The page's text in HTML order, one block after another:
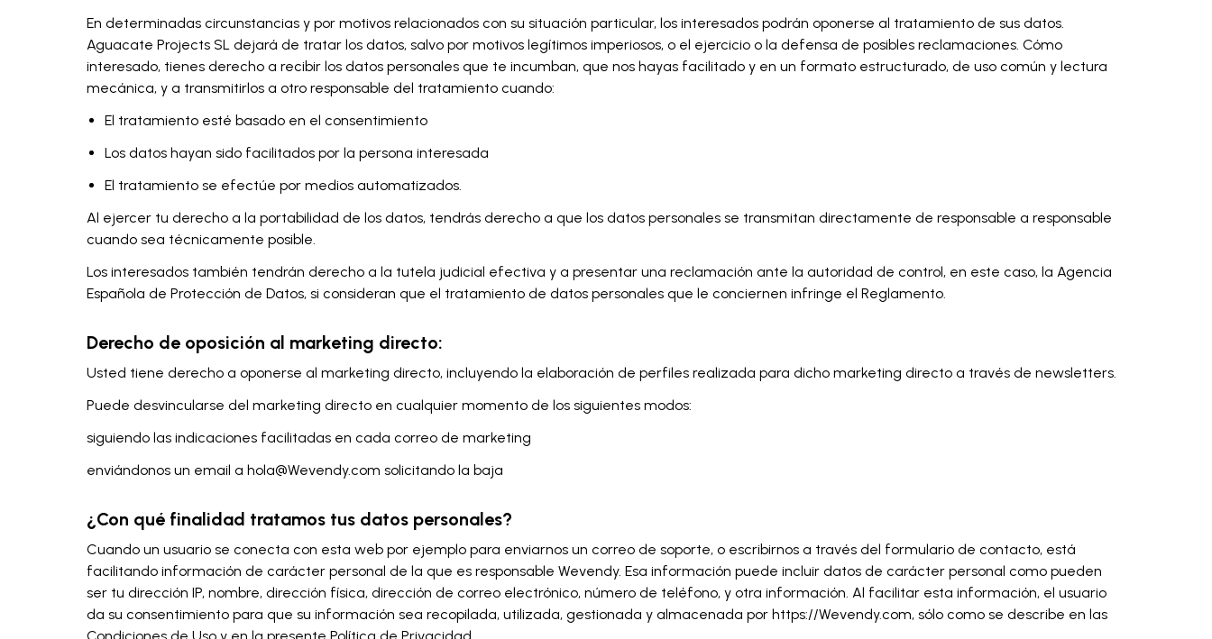
En determinadas circunstancias y por motivos relacionados con su situación particular, los interesados podrán oponerse al tratamiento de sus datos.
Aguacate Projects SL dejará de tratar los datos, salvo por motivos legítimos imperiosos, o el ejercicio o la defensa de posibles reclamaciones. Cómo
interesado, tienes derecho a recibir los datos personales que te incumban, que nos hayas facilitado y en un formato estructurado, de uso común y lectura
mecánica, y a transmitirlos a otro responsable del tratamiento cuando:
El tratamiento esté basado en el consentimiento
Los datos hayan sido facilitados por la persona interesada
El tratamiento se efectúe por medios automatizados.
Al ejercer tu derecho a la portabilidad de los datos, tendrás derecho a que los datos personales se transmitan directamente de responsable a responsable
cuando sea técnicamente posible.
Los interesados también tendrán derecho a la tutela judicial efectiva y a presentar una reclamación ante la autoridad de control, en este caso, la Agencia
Española de Protección de Datos, si consideran que el tratamiento de datos personales que le conciernen infringe el Reglamento.
Derecho de oposición al marketing directo:
Usted tiene derecho a oponerse al marketing directo, incluyendo la elaboración de perfiles realizada para dicho marketing directo a través de newsletters.
Puede desvincularse del marketing directo en cualquier momento de los siguientes modos:
siguiendo las indicaciones facilitadas en cada correo de marketing
enviándonos un email a hola@Wevendy.com solicitando la baja
¿Con qué finalidad tratamos tus datos personales?
Cuando un usuario se conecta con esta web por ejemplo para enviarnos un correo de soporte, o escribirnos a través del formulario de contacto, está
facilitando información de carácter personal de la que es responsable Wevendy. Esa información puede incluir datos de carácter personal como pueden
ser tu dirección IP, nombre, dirección física, dirección de correo electrónico, número de teléfono, y otra información. Al facilitar esta información, el usuario
da su consentimiento para que su información sea recopilada, utilizada, gestionada y almacenada por https://Wevendy.com, sólo como se describe en las